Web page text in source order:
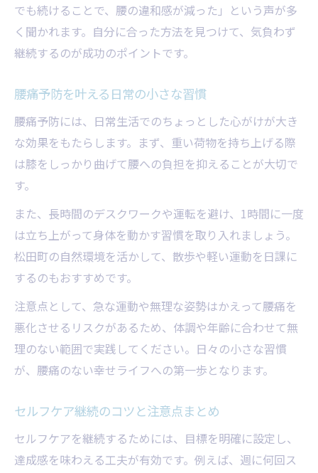
でも続けることで、腰の違和感が減った」という声が多
く聞かれます。自分に合った方法を見つけて、気負わず
継続するのが成功のポイントです。
腰痛予防を叶える日常の小さな習慣
腰痛予防には、日常生活でのちょっとした心がけが大き
な効果をもたらします。まず、重い荷物を持ち上げる際
は膝をしっかり曲げて腰への負担を抑えることが大切で
す。
また、長時間のデスクワークや運転を避け、1時間に一度
は立ち上がって身体を動かす習慣を取り入れましょう。
松田町の自然環境を活かして、散歩や軽い運動を日課に
するのもおすすめです。
注意点として、急な運動や無理な姿勢はかえって腰痛を
悪化させるリスクがあるため、体調や年齢に合わせて無
理のない範囲で実践してください。日々の小さな習慣
が、腰痛のない幸せライフへの第一歩となります。
セルフケア継続のコツと注意点まとめ
セルフケアを継続するためには、目標を明確に設定し、
達成感を味わえる工夫が有効です。例えば、週に何回ス